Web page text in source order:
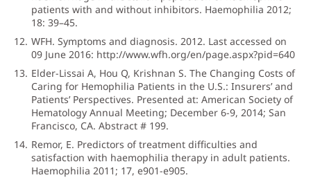
patients with and without inhibitors. Haemophilia 2012;
18: 39–45.
WFH. Symptoms and diagnosis. 2012. Last accessed on
09 June 2016: http://www.wfh.org/en/page.aspx?pid=640
Elder-Lissai A, Hou Q, Krishnan S. The Changing Costs of
Caring for Hemophilia Patients in the U.S.: Insurers’ and
Patients’ Perspectives. Presented at: American Society of
Hematology Annual Meeting; December 6-9, 2014; San
Francisco, CA. Abstract # 199.
Remor, E. Predictors of treatment difficulties and
satisfaction with haemophilia therapy in adult patients.
Haemophilia 2011; 17, e901-e905.